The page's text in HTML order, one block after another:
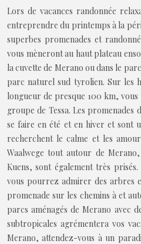
Lors de vacances randonnée
entreprendre du printemps à la
superbes promenades et
vous mèneront au haut plateau
la cuvette de Merano ou dans le
parc naturel sud tyrolien. Sur les
longueur de presque 100 km,
groupe de Tessa. Les promenades
se faire en été et en hiver et sont
recherchent le calme et les
Waalwege tout autour de
Kuens, sont également très
vous pourrez admirer des arbres
promenade sur les chemins à et
parcs aménagés de Merano avec
subtropicales agrémentera vos
Merano, attendez-vous à un